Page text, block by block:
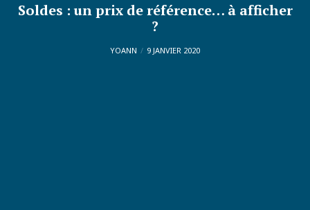
Soldes : un prix de référence… à afficher
?
YOANN 9 JANVIER 2020